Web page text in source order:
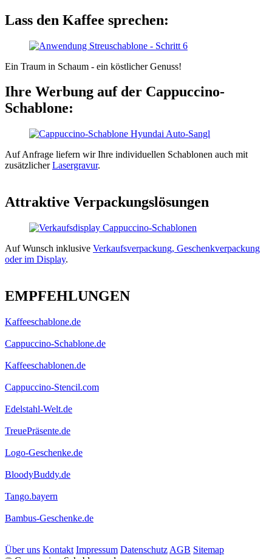
Lass den Kaffee sprechen:
Ein Traum in Schaum - ein köstlicher Genuss!
Ihre Werbung auf der Cappuccino-
Schablone:
Auf Anfrage liefern wir Ihre individuellen Schablonen auch mit
zusätzlicherLasergravur.
Attraktive Verpackungslösungen
Auf Wunsch inklusive Verkaufsverpackung, Geschenkverpackung
oder im Display.
EMPFEHLUNGEN
Kaffeeschablone.de
Cappuccino-Schablone.de
Kaffeeschablonen.de
Cappuccino-Stencil.com
Edelstahl-Welt.de
TreuePräsente.de
Logo-Geschenke.de
BloodyBuddy.de
Tango.bayern
Bambus-Geschenke.de
Über uns Kontakt Impressum Datenschutz AGB Sitemap